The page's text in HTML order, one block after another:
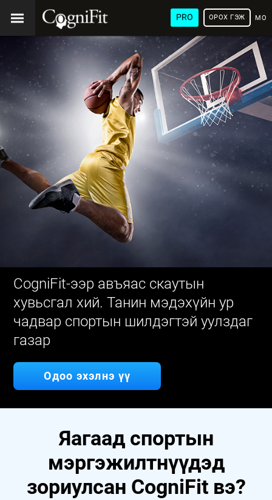
PRO ОРОХ ГЭЖ
CogniFit-ээр авъяас скаутын
хувьсгал хий. Танин мэдэхүйн ур
чадвар спортын шилдэгтэй уулздаг
газар
Одоо эхэлнэ үү
Яагаад спортын
мэргэжилтнүүдэд
зориулсан CogniFit вэ?